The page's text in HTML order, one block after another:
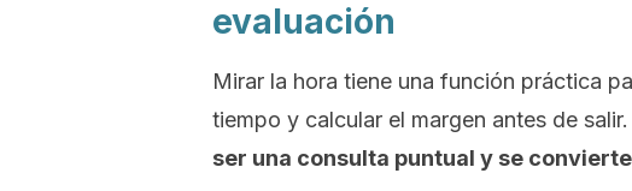
evaluación
Mirar la hora tiene una función práctica
tiempo y calcular el margen antes de
ser una consulta puntual y se